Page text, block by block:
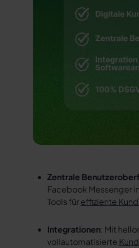
Zentrale
Facebook Messenger
Tools füreffiziente
Integrationen: Mit
vollautomatisierte